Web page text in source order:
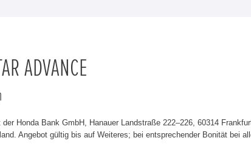
ADVANCE
Honda Bank GmbH, Hanauer Landstraße 222–226, 60314
Angebot gültig bis auf Weiteres; bei entsprechender Bonität bei